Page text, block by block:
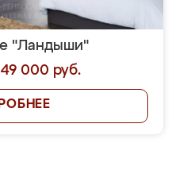
"Ландыши"
000 руб.